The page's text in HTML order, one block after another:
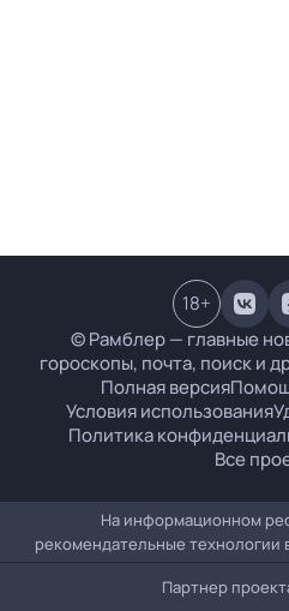
© Рамблер — главные
гороскопы, почта, поиск и
Полная версия
Условия использования
Политика
Все
18+
На информационном
рекомендательные технологии
Партнер